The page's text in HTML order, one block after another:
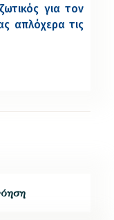
για τον
απλόχερα τις